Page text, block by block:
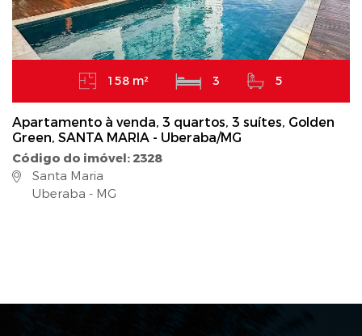
158 m² 3 5
Apartamento à venda, 3 quartos, 3 suítes, Golden
Green, SANTA MARIA - Uberaba/MG
Código do imóvel: 2328
Santa Maria
Uberaba - MG